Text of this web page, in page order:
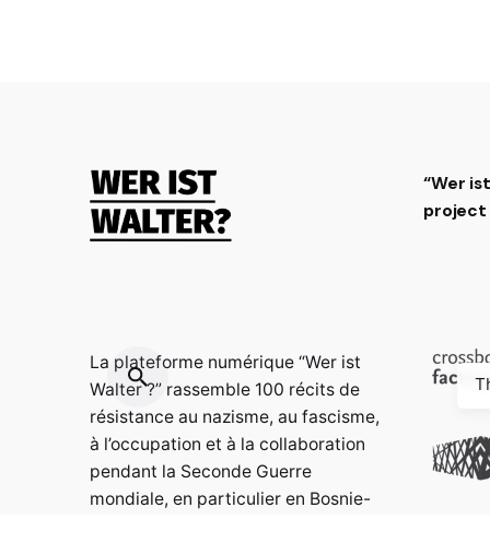
La plateforme numérique “Wer ist
Walter ?” rassemble 100 récits de
résistance au nazisme, au fascisme,
à l’occupation et à la collaboration
pendant la Seconde Guerre
mondiale, en particulier en Bosnie-
“Wer
project